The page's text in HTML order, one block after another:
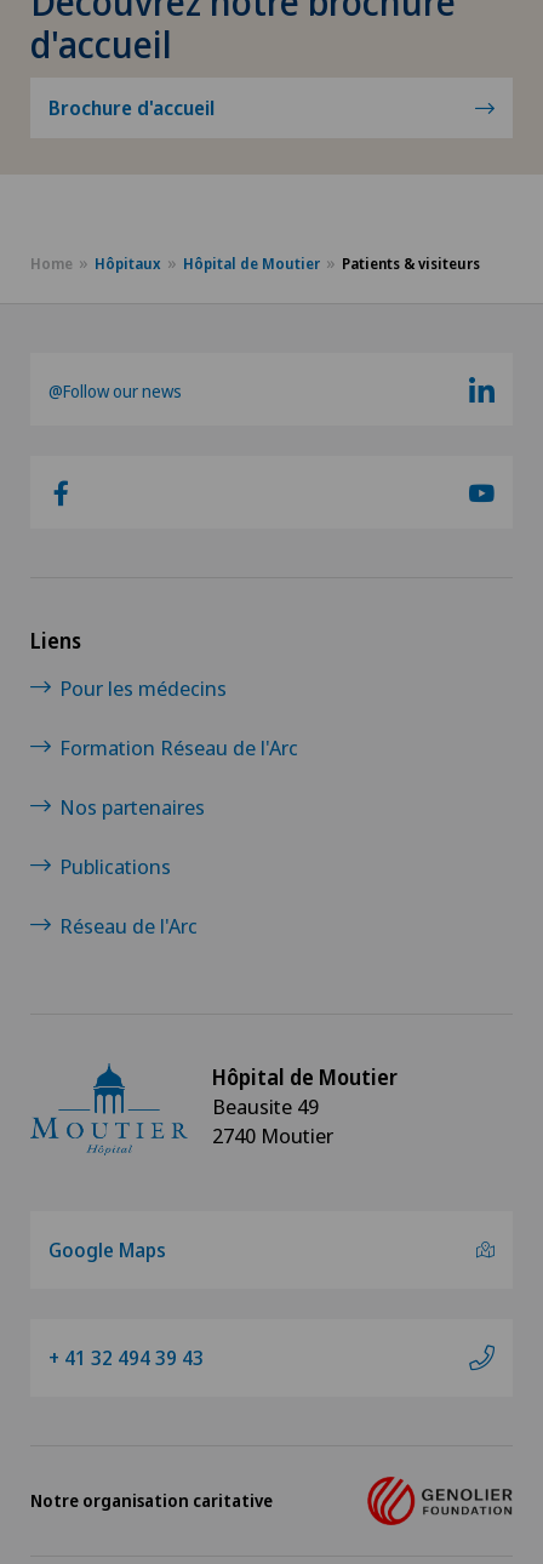
d'accueil
Brochure d'accueil
Home Hôpitaux Hôpital de Moutier Patients & visiteurs
@Follow our news
Liens
Pour les médecins
Formation Réseau de l'Arc
Nos partenaires
Publications
Réseau de l'Arc
Hôpital de Moutier
Beausite 49
2740 Moutier
Google Maps
+ 41 32 494 39 43
Notre organisation caritative